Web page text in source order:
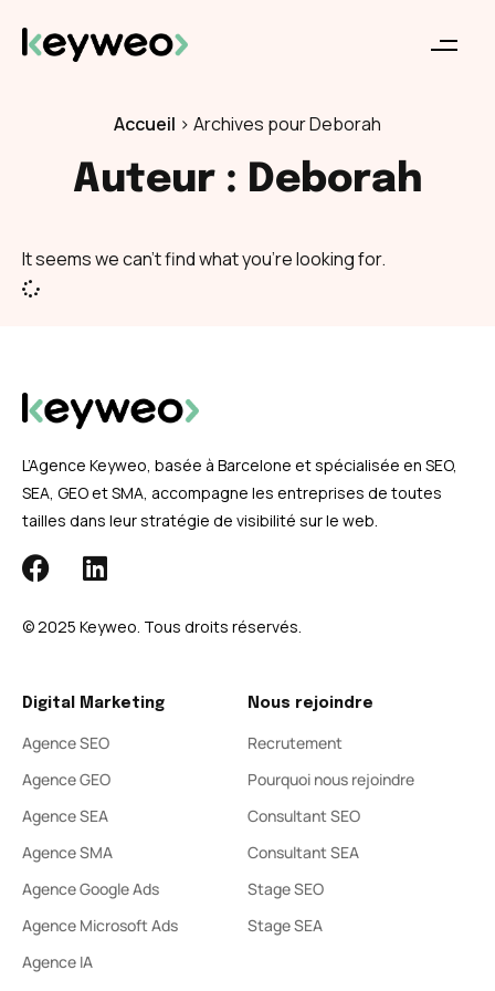
Accueil > Archives pour Deborah
Auteur : Deborah
It seems we can't find what you're looking for.
L’Agence Keyweo, basée à Barcelone et spécialisée en SEO,
SEA, GEO et SMA, accompagne les entreprises de toutes
tailles dans leur stratégie de visibilité sur le web.
© 2025 Keyweo. Tous droits réservés.​
Digital Marketing
Agence SEO
Agence GEO
Agence SEA
Agence SMA
Agence Google Ads
Agence Microsoft Ads
Agence IA
Nous rejoindre
Recrutement
Pourquoi nous rejoindre
Consultant SEO
Consultant SEA
Stage SEO
Stage SEA